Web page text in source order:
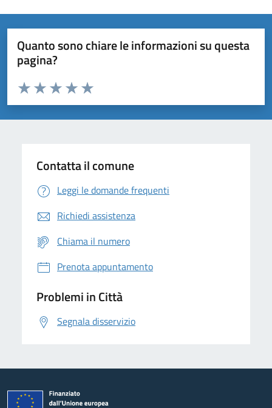
Quanto sono chiare le informazioni su questa
pagina?
Domanda
Valuta da 1 a 5 stelle la pagina
Valuta 5 stelle su 5
Valuta 4 stelle su 5
Valuta 3 stelle su 5
Valuta 2 stelle su 5
Valuta 1 stelle su 5
Contatta il comune
Leggi le domande frequenti
Richiedi assistenza
Chiama il numero
Prenota appuntamento
Problemi in Città
Segnala disservizio